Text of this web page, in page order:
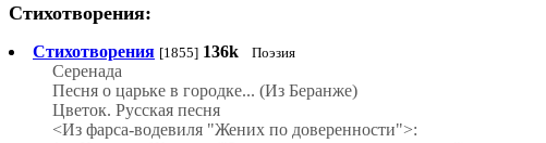
Стихотворения:
Стихотворения [1855] 136k Поэзия
Серенада
Песня о царьке в городке... (Из Беранже)
Цветок. Русская песня
<Из фарса-водевиля "Жених по доверенности">: